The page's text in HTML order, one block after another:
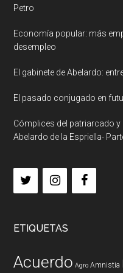
Petro
Economía popular: más
desempleo
El gabinete de Abelardo:
El pasado conjugado en
Cómplices del patriarcado
Abelardo de la Espriella-
ETIQUETAS
Acuerdo Agro Amnistia